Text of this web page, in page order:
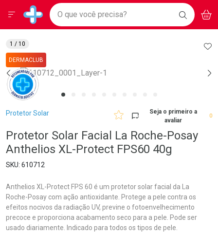
Drogarias Pacheco
Baixe nosso APP e aproveite Ofertas Exclusivas!
BAIXE
O APP
Ir direto para a home
pela página
Ir direto para o conteúdo
Ir direto para a busca
Ir direto para a conta
Ir direto para a ajuda
Ir direto para a notificações
Ir direto para o carrinho
Ir direto para o menu
Faça a sua busca
O que você precisa? BUSCAR
Menu
Breadcrumb
Protetor Solar
Seja o primeiro a
avaliar
0
Protetor Solar Facial La Roche-Posay
Anthelios XL-Protect FPS60 40g
610712
Anthelios XL-Protect FPS 60 é um protetor solar facial da La
Roche-Posay com ação antioxidante. Protege a pele contra os
efeitos nocivos da radiação UV, previne o fotoenvelhecimento
precoce e proporciona acabamento seco para a pele. Pode ser
usado diariamente. Indicado para todos os tipos de pele.
DERMACLUB
1 / 10